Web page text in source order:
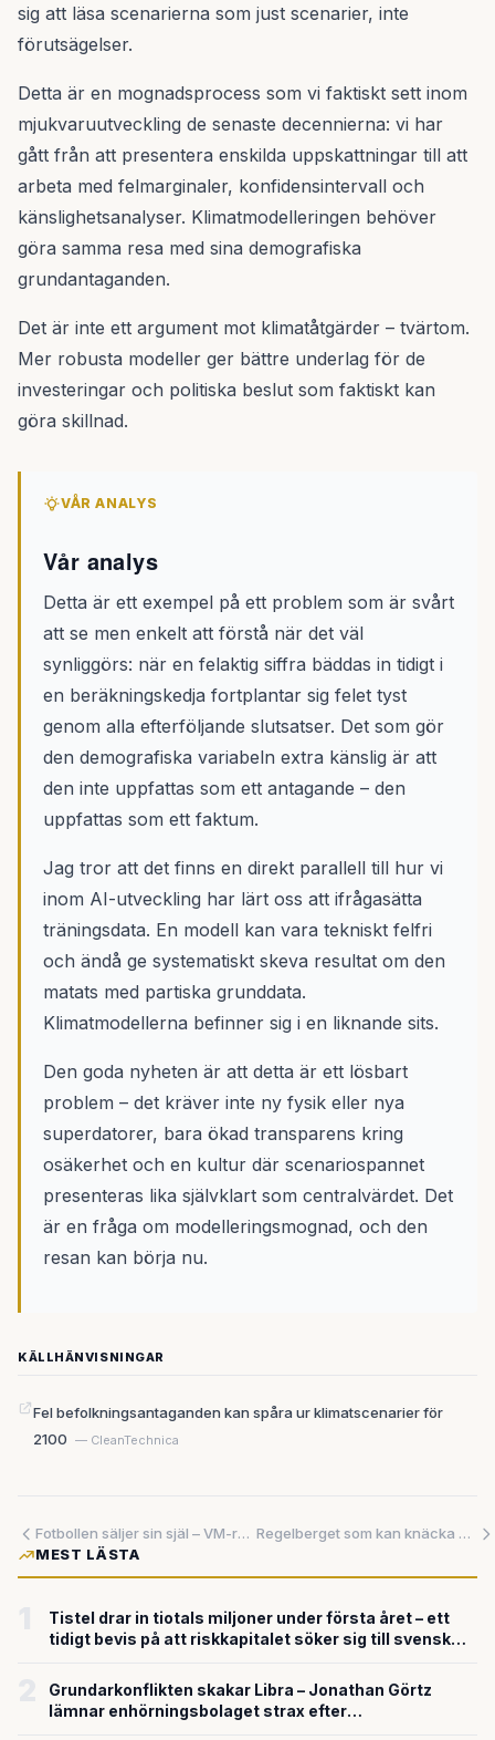
sig att läsa scenarierna som just scenarier, inte
förutsägelser.
Detta är en mognadsprocess som vi faktiskt sett inom
mjukvaruutveckling de senaste decennierna: vi har
gått från att presentera enskilda uppskattningar till att
arbeta med felmarginaler, konfidensintervall och
känslighetsanalyser. Klimatmodelleringen behöver
göra samma resa med sina demografiska
grundantaganden.
Det är inte ett argument mot klimatåtgärder – tvärtom.
Mer robusta modeller ger bättre underlag för de
investeringar och politiska beslut som faktiskt kan
göra skillnad.
VÅR ANALYS
Vår analys
Detta är ett exempel på ett problem som är svårt
att se men enkelt att förstå när det väl
synliggörs: när en felaktig siffra bäddas in tidigt i
en beräkningskedja fortplantar sig felet tyst
genom alla efterföljande slutsatser. Det som gör
den demografiska variabeln extra känslig är att
den inte uppfattas som ett antagande – den
uppfattas som ett faktum.
Jag tror att det finns en direkt parallell till hur vi
inom AI-utveckling har lärt oss att ifrågasätta
träningsdata. En modell kan vara tekniskt felfri
och ändå ge systematiskt skeva resultat om den
matats med partiska grunddata.
Klimatmodellerna befinner sig i en liknande sits.
Den goda nyheten är att detta är ett lösbart
problem – det kräver inte ny fysik eller nya
superdatorer, bara ökad transparens kring
osäkerhet och en kultur där scenariospannet
presenteras lika självklart som centralvärdet. Det
är en fråga om modelleringsmognad, och den
resan kan börja nu.
KÄLLHÄNVISNINGAR
Fel befolkningsantaganden kan spåra ur klimatscenarier för
2100 — CleanTechnica
Fotbollen säljer sin själ – VM-reklampauser öppnar dörren till amerikanska miljarder
Regelberget som kan knäcka småföretagen – men ingen pratar om det
MEST LÄSTA
Tistel drar in tiotals miljoner under första året – ett
tidigt bevis på att riskkapitalet söker sig till svensk
Grundarkonflikten skakar Libra – Jonathan Görtz
lämnar enhörningsbolaget strax efter